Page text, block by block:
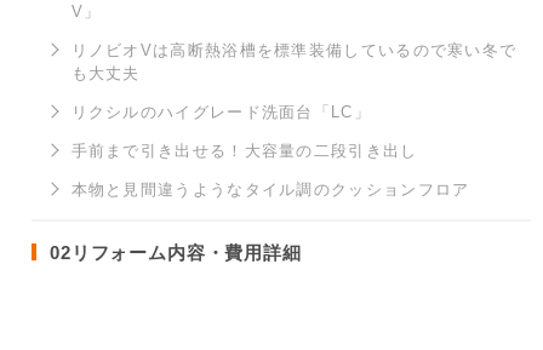
V」
リノビオVは高断熱浴槽を標準装備しているので寒い冬で
も大丈夫
リクシルのハイグレード洗面台「LC」
手前まで引き出せる！大容量の二段引き出し
本物と見間違うようなタイル調のクッションフロア
02 リフォーム内容・費用詳細